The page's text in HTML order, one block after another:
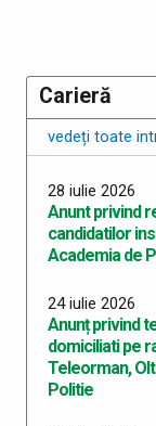
Carieră
vedeți toate
28 iulie 2026
Anunt privind
candidatilor
Academia de
24 iulie 2026
Anunț privind
domiciliati pe
Teleorman,
Politie